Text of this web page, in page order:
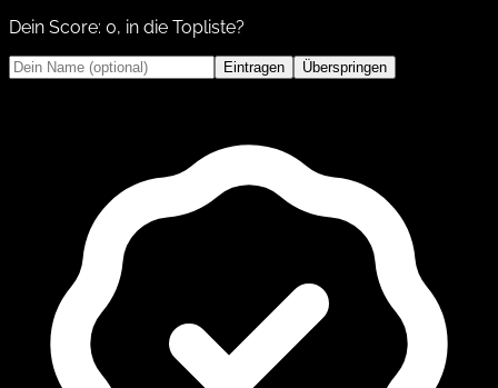
Dein Score: 0, in die Topliste?
Eintragen Überspringen